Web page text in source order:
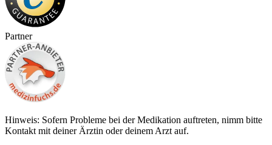
Partner
Hinweis: Sofern Probleme bei der Medikation auftreten, nimm bitte
Kontakt mit deiner Ärztin oder deinem Arzt auf.